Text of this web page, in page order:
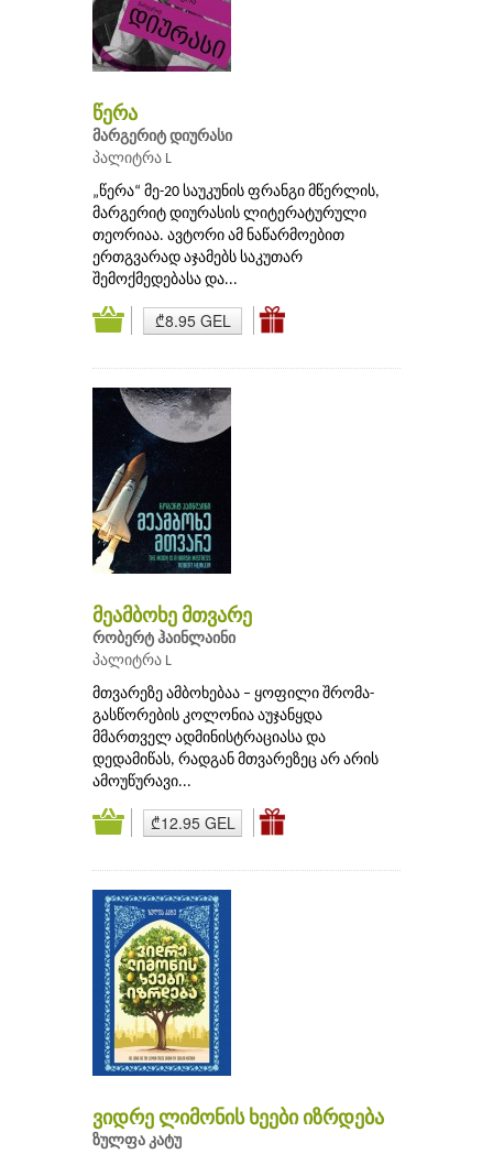
წერა
მარგერიტ დიურასი
პალიტრა L
„წერა“ მე-20 საუკუნის ფრანგი მწერლის,
მარგერიტ დიურასის ლიტერატურული
თეორიაა. ავტორი ამ ნაწარმოებით
ერთგვარად აჯამებს საკუთარ
შემოქმედებასა და...
₾8.95 GEL
მეამბოხე მთვარე
რობერტ ჰაინლაინი
პალიტრა L
მთვარეზე ამბოხებაა – ყოფილი შრომა-
გასწორების კოლონია აუჯანყდა
მმართველ ადმინისტრაციასა და
დედამიწას, რადგან მთვარეზეც არ არის
ამოუწურავი...
₾12.95 GEL
ვიდრე ლიმონის ხეები იზრდება
ზულფა კატუ